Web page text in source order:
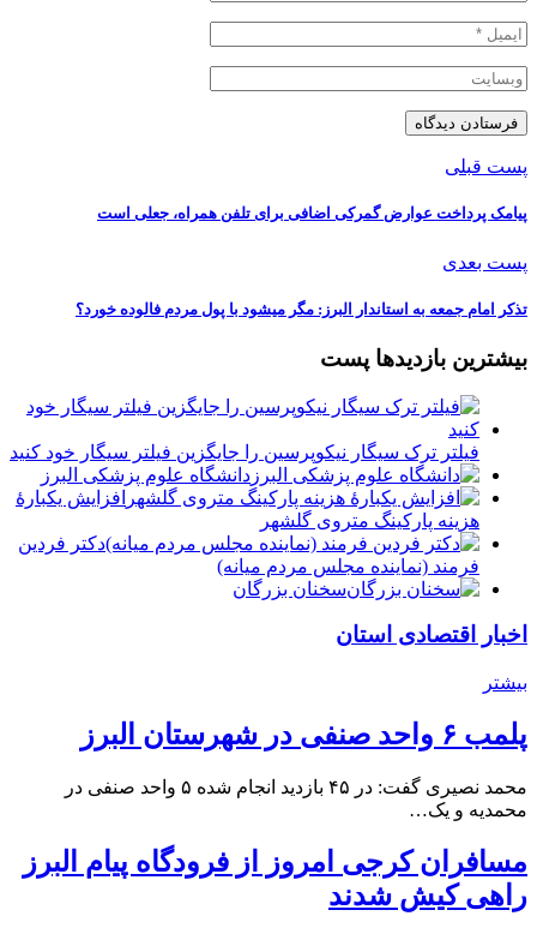
پست قبلی
️پیامک پرداخت عوارض گمرکی اضافی برای تلفن همراه، جعلی است
پست بعدی
تذکر امام جمعه به استاندار البرز: مگر میشود با پول مردم فالوده خورد؟
بیشترین بازدیدها پست
فیلتر ترک سیگار نیکوپرسین را جایگزین فیلتر سیگار خود کنید
دانشگاه علوم پزشکی البرز
افزایش یکبارۀ
هزینه پارکینگ متروی گلشهر
دكتر فردين
فرمند (نماينده مجلس مردم میانه)
سخنان بزرگان
اخبار اقتصادی استان
بیشتر
پلمب ۶ واحد صنفی در شهرستان البرز
محمد نصیری گفت: در ۴۵ بازدید انجام شده ۵ واحد صنفی در
محمدیه و یک…
مسافران کرجی امروز از فرودگاه پیام البرز
راهی کیش شدند